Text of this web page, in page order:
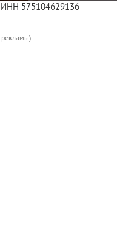
575104629136
рекламы)